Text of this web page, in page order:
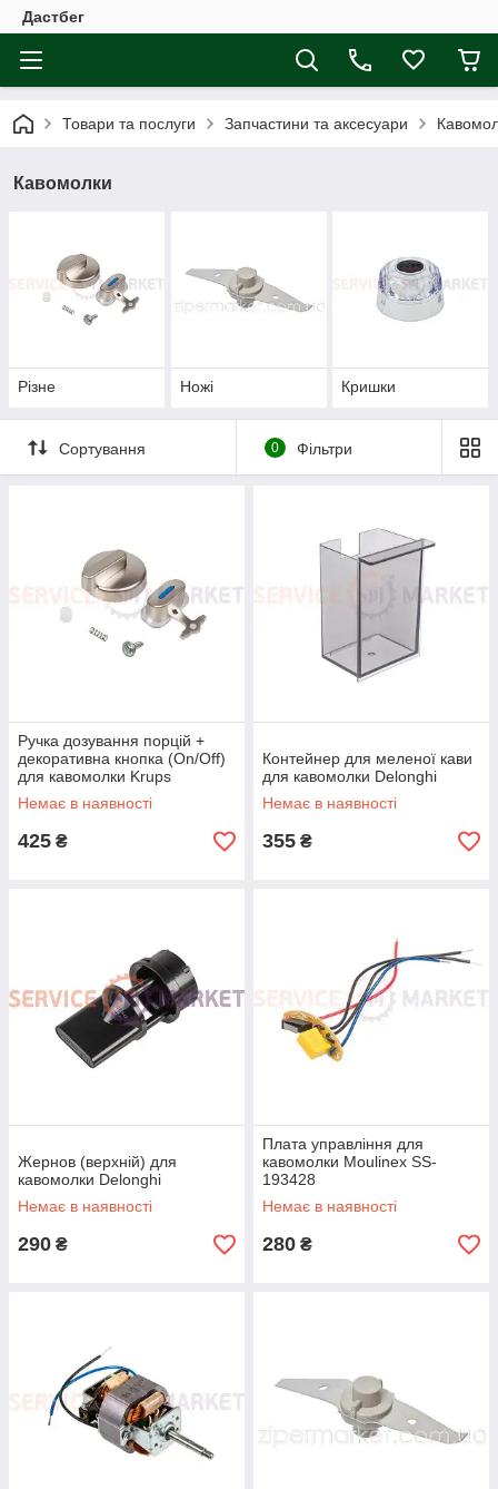
Дастбег
Товари та послуги Запчастини та аксесуари
Кавомолки
Різне Ножі Кришки
Сортування 0 Фільтри
Ручка дозування порцій +
декоративна кнопка (On/Off)
для кавомолки Krups
Немає в наявності
425 ₴
Контейнер для меленої кави
для кавомолки Delonghi
Немає в наявності
355 ₴
Жернов (верхній) для
кавомолки Delonghi
Немає в наявності
290 ₴
Плата управління для
кавомолки Moulinex SS-
193428
Немає в наявності
280 ₴